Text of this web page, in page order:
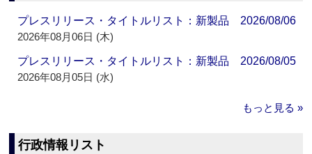
プレスリリース・タイトルリスト：新製品 2026/08/06
2026年08月06日 (木)
プレスリリース・タイトルリスト：新製品 2026/08/05
2026年08月05日 (水)
もっと見る »
行政情報リスト